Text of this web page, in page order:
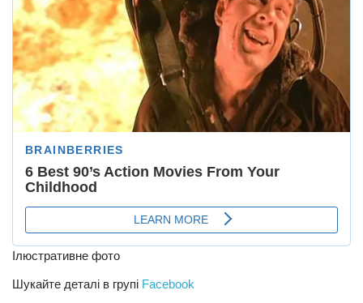
Ілюстративне фото
Шукайте деталі в групі Facebook